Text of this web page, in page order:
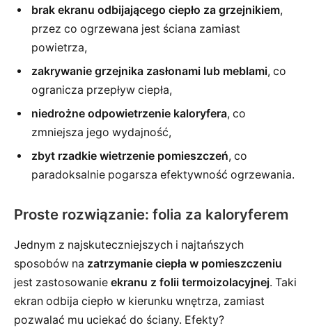
brak ekranu odbijającego ciepło za grzejnikiem,
przez co ogrzewana jest ściana zamiast
powietrza,
zakrywanie grzejnika zasłonami lub meblami, co
ogranicza przepływ ciepła,
niedrożne odpowietrzenie kaloryfera, co
zmniejsza jego wydajność,
zbyt rzadkie wietrzenie pomieszczeń, co
paradoksalnie pogarsza efektywność ogrzewania.
Proste rozwiązanie: folia za kaloryferem
Jednym z najskuteczniejszych i najtańszych
sposobów na zatrzymanie ciepła w pomieszczeniu
jest zastosowanie ekranu z folii termoizolacyjnej. Taki
ekran odbija ciepło w kierunku wnętrza, zamiast
pozwalać mu uciekać do ściany. Efekty?